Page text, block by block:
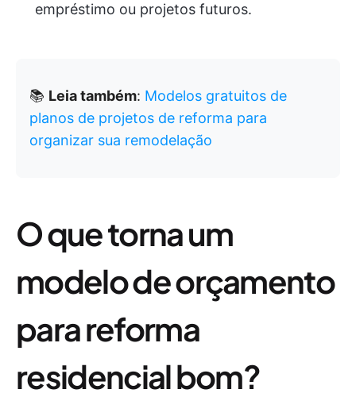
empréstimo ou projetos futuros.
📚 Leia também: Modelos gratuitos de
planos de projetos de reforma para
organizar sua remodelação
O que torna um
modelo de orçamento
para reforma
residencial bom?